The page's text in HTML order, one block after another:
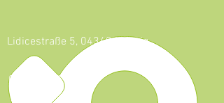
Lidicestraße 5, 04349 Leipzig
0341 - 921 46 59